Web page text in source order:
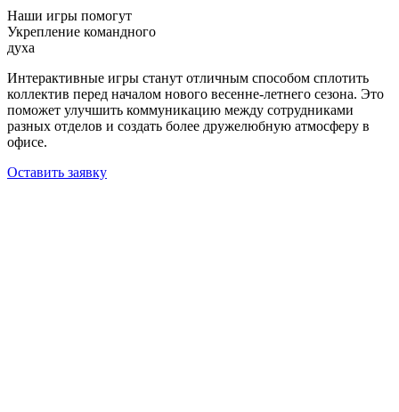
Наши игры помогут
Укрепление командного
духа
Интерактивные игры станут отличным способом сплотить
коллектив перед началом нового весенне-летнего сезона. Это
поможет улучшить коммуникацию между сотрудниками
разных отделов и создать более дружелюбную атмосферу в
офисе.
Оставить заявку